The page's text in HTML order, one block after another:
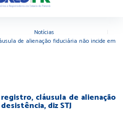
Notícias
de alienação fiduciária não incide em
cláusula de alienação
diz STJ